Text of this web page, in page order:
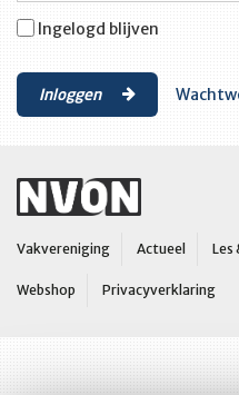
Ingelogd blijven
Inloggen
Vakvereniging Actueel Les
Webshop Privacyverklaring